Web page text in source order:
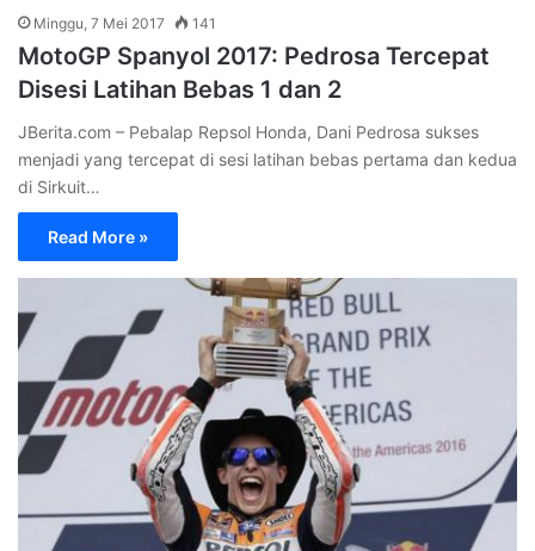
Minggu, 7 Mei 2017 141
MotoGP Spanyol 2017: Pedrosa Tercepat
Disesi Latihan Bebas 1 dan 2
JBerita.com – Pebalap Repsol Honda, Dani Pedrosa sukses
menjadi yang tercepat di sesi latihan bebas pertama dan kedua
di Sirkuit…
Read More »